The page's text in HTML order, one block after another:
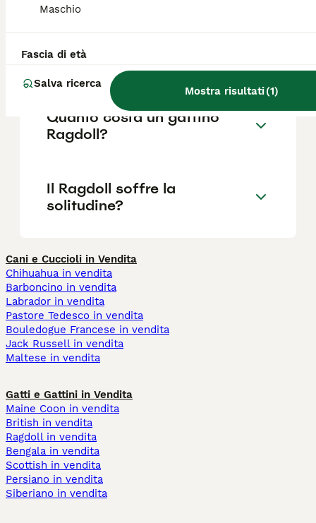
Maschio
Fascia di età
Salva ricerca
Mostra risultati(1)
riproduttori.
Il Ragdoll fa danni in casa?
Quanto costa un gattino
Ragdoll?
Il Ragdoll soffre la
solitudine?
Cani e Cuccioli in Vendita
Chihuahua in vendita
Barboncino in vendita
Labrador in vendita
Pastore Tedesco in vendita
Bouledogue Francese in vendita
Jack Russell in vendita
Maltese in vendita
Gatti e Gattini in Vendita
Maine Coon in vendita
British in vendita
Ragdoll in vendita
Bengala in vendita
Scottish in vendita
Persiano in vendita
Siberiano in vendita